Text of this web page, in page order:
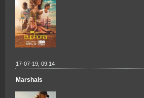
17-07-19, 09:14
Marshals